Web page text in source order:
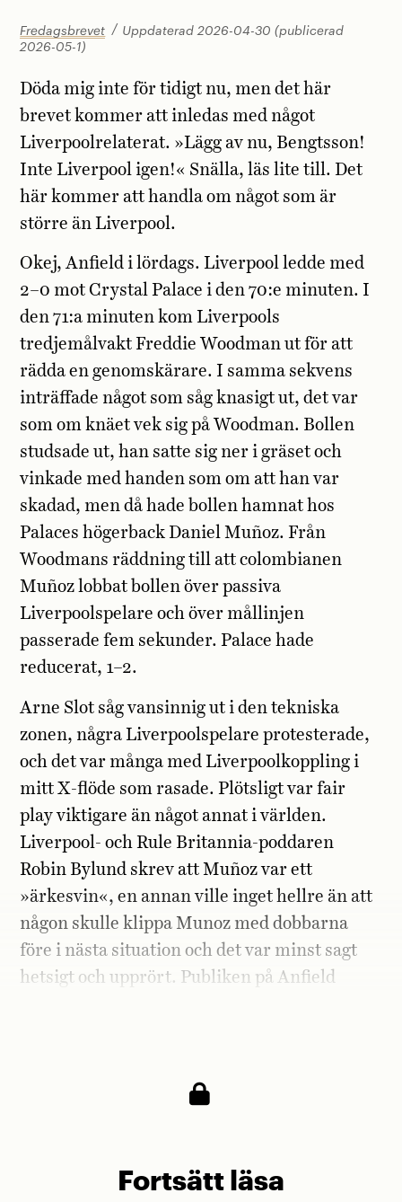
Fredagsbrevet
Uppdaterad 2026-04-30 (publicerad
2026-05-1)
Döda mig inte för tidigt nu, men det här
brevet kommer att inledas med något
Liverpoolrelaterat. »Lägg av nu, Bengtsson!
Inte Liverpool igen!« Snälla, läs lite till. Det
här kommer att handla om något som är
större än Liverpool.
Okej, Anfield i lördags. Liverpool ledde med
2–0 mot Crystal Palace i den 70:e minuten. I
den 71:a minuten kom Liverpools
tredjemålvakt Freddie Woodman ut för att
rädda en genomskärare. I samma sekvens
inträffade något som såg knasigt ut, det var
som om knäet vek sig på Woodman. Bollen
studsade ut, han satte sig ner i gräset och
vinkade med handen som om att han var
skadad, men då hade bollen hamnat hos
Palaces högerback Daniel Muñoz. Från
Woodmans räddning till att colombianen
Muñoz lobbat bollen över passiva
Liverpoolspelare och över mållinjen
passerade fem sekunder. Palace hade
reducerat, 1–2.
Arne Slot såg vansinnig ut i den tekniska
zonen, några Liverpoolspelare protesterade,
och det var många med Liverpoolkoppling i
mitt X-flöde som rasade. Plötsligt var fair
play viktigare än något annat i världen.
Liverpool- och Rule Britannia-poddaren
Robin Bylund skrev att Muñoz var ett
»ärkesvin«, en annan ville inget hellre än att
någon skulle klippa Munoz med dobbarna
före i nästa situation och det var minst sagt
hetsigt och upprört. Publiken på Anfield
Fortsätt läsa